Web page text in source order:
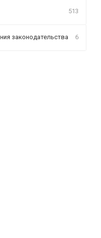
513
законодательства 6